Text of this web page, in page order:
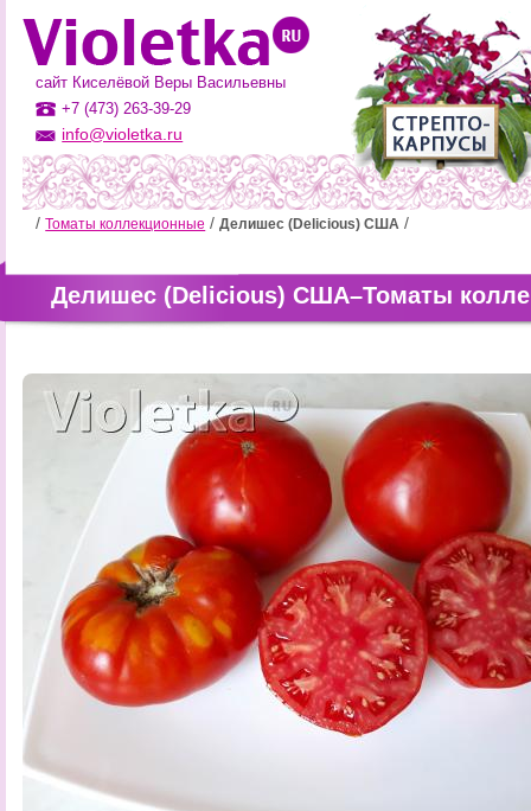
сайт Киселёвой Веры Васильевны
+7 (473) 263-39-29
info@violetka.ru
Томаты коллекционные Делишес (Delicious) США
Делишес (Delicious) США–Томаты